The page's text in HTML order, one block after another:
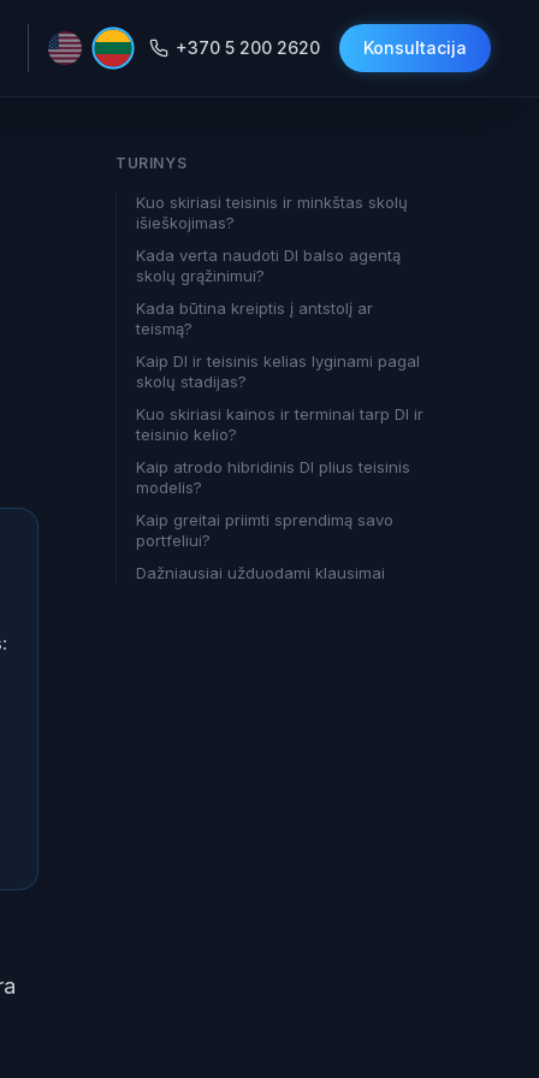
+370 5 200 2620 Konsultacija
TURINYS
Kuo skiriasi teisinis ir minkštas skolų
išieškojimas?
Kada verta naudoti DI balso agentą
skolų grąžinimui?
Kada būtina kreiptis į antstolį ar
teismą?
Kaip DI ir teisinis kelias lyginami pagal
skolų stadijas?
Kuo skiriasi kainos ir terminai tarp DI ir
teisinio kelio?
Kaip atrodo hibridinis DI plius teisinis
modelis?
Kaip greitai priimti sprendimą savo
portfeliui?
Dažniausiai užduodami klausimai